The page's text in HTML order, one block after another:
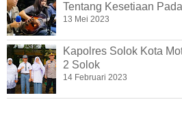
Tentang Kesetiaan
13 Mei 2023
Kapolres Solok Kota
2 Solok
14 Februari 2023